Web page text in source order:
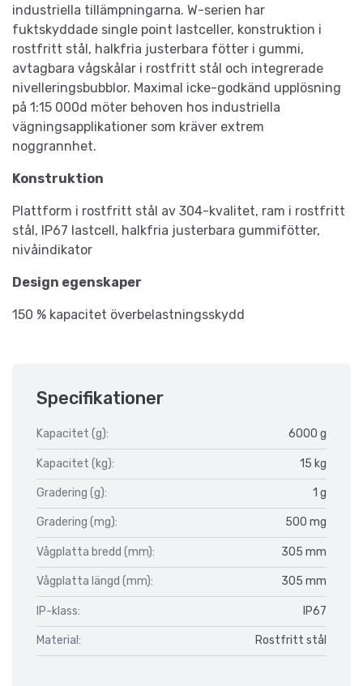
industriella tillämpningarna. W-serien har
fuktskyddade single point lastceller, konstruktion i
rostfritt stål, halkfria justerbara fötter i gummi,
avtagbara vågskålar i rostfritt stål och integrerade
nivelleringsbubblor. Maximal icke-godkänd upplösning
på 1:15 000d möter behoven hos industriella
vägningsapplikationer som kräver extrem
noggrannhet.
Konstruktion
Plattform i rostfritt stål av 304-kvalitet, ram i rostfritt
stål, IP67 lastcell, halkfria justerbara gummifötter,
nivåindikator
Design egenskaper
150 % kapacitet överbelastningsskydd
Specifikationer
Kapacitet (g): 6000 g
Kapacitet (kg): 15 kg
Gradering (g): 1 g
Gradering (mg): 500 mg
Vågplatta bredd (mm): 305 mm
Vågplatta längd (mm): 305 mm
IP-klass: IP67
Material: Rostfritt stål